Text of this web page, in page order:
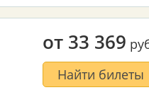
от 33 369
Найти билеты